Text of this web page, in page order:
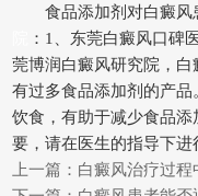
食品添加剂对白癜风
：1、东莞白癜风口碑
莞博润白癜风研究院，
有过多食品添加剂的产
饮食，有助于减少食品
要，请在医生的指导下进
上一篇： 白癜风治疗过